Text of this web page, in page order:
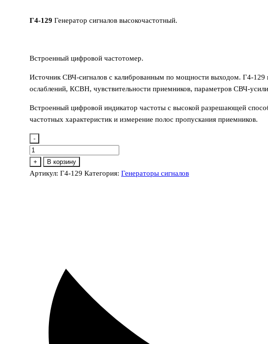
Г4-129 Генератор сигналов высокочастотный.
Встроенный цифровой частотомер.
Источник СВЧ-сигналов с калиброванным по мощности выходом. Г4-129
ослаблений, КCBH, чувствительности приемников, параметров СВЧ-
Встроенный цифровой индикатор частоты с высокой разрешающей
частотных характеристик и измерение полос пропускания приемников.
-
Количество
товара
Г4-
+ В корзину
Артикул:Г4-129 Категория:Генераторы сигналов